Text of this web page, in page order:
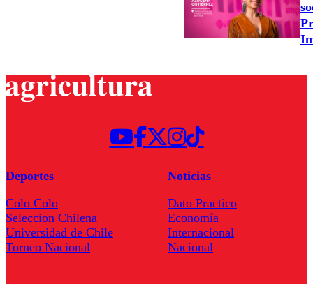
Deportes
Colo Colo
Seleccion Chilena
Universidad de Chile
Torneo Nacional
Noticias
Dato Practico
Economía
Internacional
Nacional